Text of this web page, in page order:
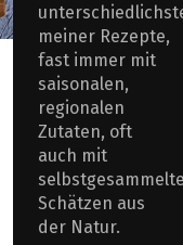
meiner Rezepte,
fast immer mit
saisonalen,
regionalen
Zutaten, oft
auch mit
Schätzen aus
der Natur.